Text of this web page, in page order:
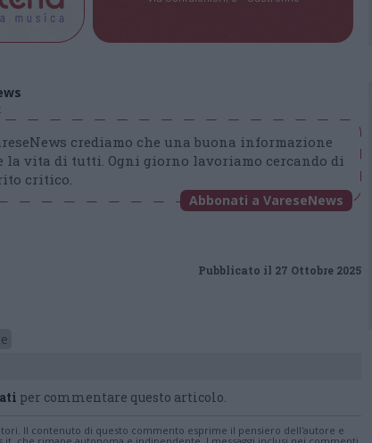
crediamo che una buona informazione
vita di tutti. Ogni giorno lavoriamo cercando di
critico.
Abbonati a VareseNews
Pubblicato il 27 Ottobre 2025
per commentare questo articolo.
Il contenuto di questo commento esprime il pensiero dell'autore e